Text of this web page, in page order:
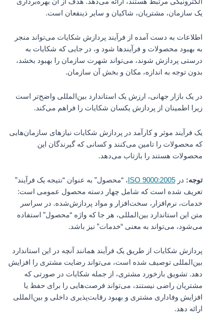
یک سازمان، مشتریان، شاکیان و سایر ذینفعان است.
اطلاعات به دست آمده از فرآیند پردازش شکایات می‌تواند منجر
به بهبود محصولات و فرآیندها شود و، در جایی که شکایات به
درستی پردازش شوند، می‌تواند شهرت سازمان را بهبود بخشد،
بدون توجه به اندازه، مکان و بخش آن سازمان.
در یک بازار جهانی، ارزش یک استاندارد بین‌المللی واضح‌تر است
زیرا اطمینان از پردازش یکسان شکایات را فراهم می‌کند.
یک فرآیند موثر و کارآمد در پردازش شکایات نیازهای سازمان‌هایی
که محصولات را تامین می‌کنند و کسانی که گیرندگان این
محصولات هستند را بازتاب می‌دهد.
توجه:در ISO 9000:2005، “محصول” به عنوان “نتیجه یک فرآیند”
تعریف شده است که شامل چهار دسته محصول عمومی است:
خدمات، نرم‌افزار، سخت‌افزار و مواد پردازش‌شده. در سراسر
متن این استاندارد بین‌المللی، هر جا که واژه “محصول” استفاده
می‌شود، می‌تواند به معنی “خدمات” نیز باشد.
پردازش شکایات از طریق یک فرآیند همانند آنچه در این استاندارد
بین‌المللی توصیف شده است، می‌تواند رضایت مشتری را افزایش
دهد. تشویق بازخورد مشتری، از جمله شکایات در صورتی که
مشتریان راضی نیستند، می‌تواند فرصت‌هایی را برای حفظ یا
افزایش وفاداری مشتری و بهبود رقابت‌پذیری داخلی و بین‌المللی
ارائه دهد.